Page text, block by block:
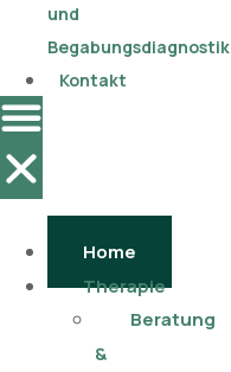
und
Begabungsdiagnostik
Kontakt
Home
Therapie
Beratung
&